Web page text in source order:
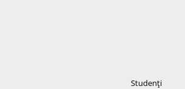
Studenți